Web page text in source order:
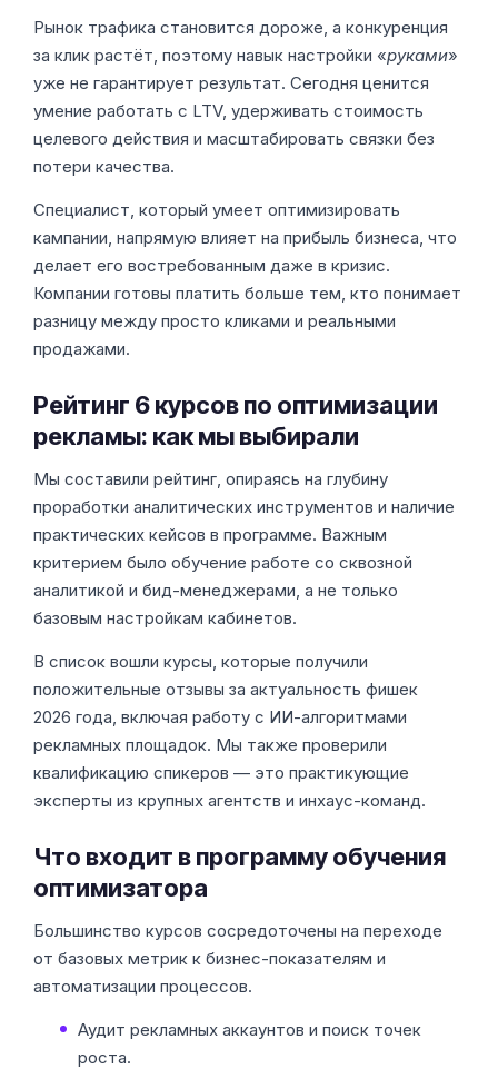
Рынок трафика становится дороже, а конкуренция
за клик растёт, поэтому навык настройки «руками»
уже не гарантирует результат. Сегодня ценится
умение работать с LTV, удерживать стоимость
целевого действия и масштабировать связки без
потери качества.
Специалист, который умеет оптимизировать
кампании, напрямую влияет на прибыль бизнеса, что
делает его востребованным даже в кризис.
Компании готовы платить больше тем, кто понимает
разницу между просто кликами и реальными
продажами.
Рейтинг 6 курсов по оптимизации
рекламы: как мы выбирали
Мы составили рейтинг, опираясь на глубину
проработки аналитических инструментов и наличие
практических кейсов в программе. Важным
критерием было обучение работе со сквозной
аналитикой и бид-менеджерами, а не только
базовым настройкам кабинетов.
В список вошли курсы, которые получили
положительные отзывы за актуальность фишек
2026 года, включая работу с ИИ-алгоритмами
рекламных площадок. Мы также проверили
квалификацию спикеров — это практикующие
эксперты из крупных агентств и инхаус-команд.
Что входит в программу обучения
оптимизатора
Большинство курсов сосредоточены на переходе
от базовых метрик к бизнес-показателям и
автоматизации процессов.
Аудит рекламных аккаунтов и поиск точек
роста.